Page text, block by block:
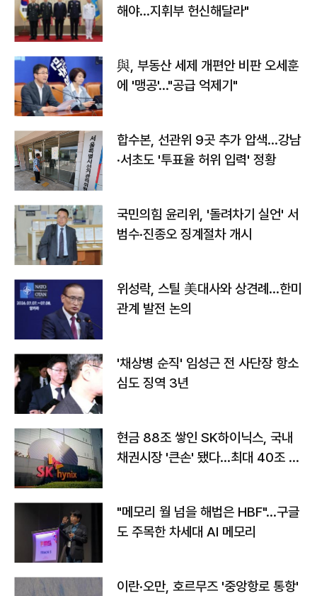
해야…지휘부 헌신해달라"
與, 부동산 세제 개편안 비판 오세훈
에 '맹공'…"공급 억제기"
합수본, 선관위 9곳 추가 압색…강남
·서초도 '투표율 허위 입력' 정황
국민의힘 윤리위, '돌려차기 실언' 서
범수·진종오 징계절차 개시
위성락, 스틸 美대사와 상견례…한미
관계 발전 논의
'채상병 순직' 임성근 전 사단장 항소
심도 징역 3년
현금 88조 쌓인 SK하이닉스, 국내
채권시장 '큰손' 됐다…최대 40조 투
"메모리 월 넘을 해법은 HBF"…구글
도 주목한 차세대 AI 메모리
이란·오만, 호르무즈 '중앙항로 통항'